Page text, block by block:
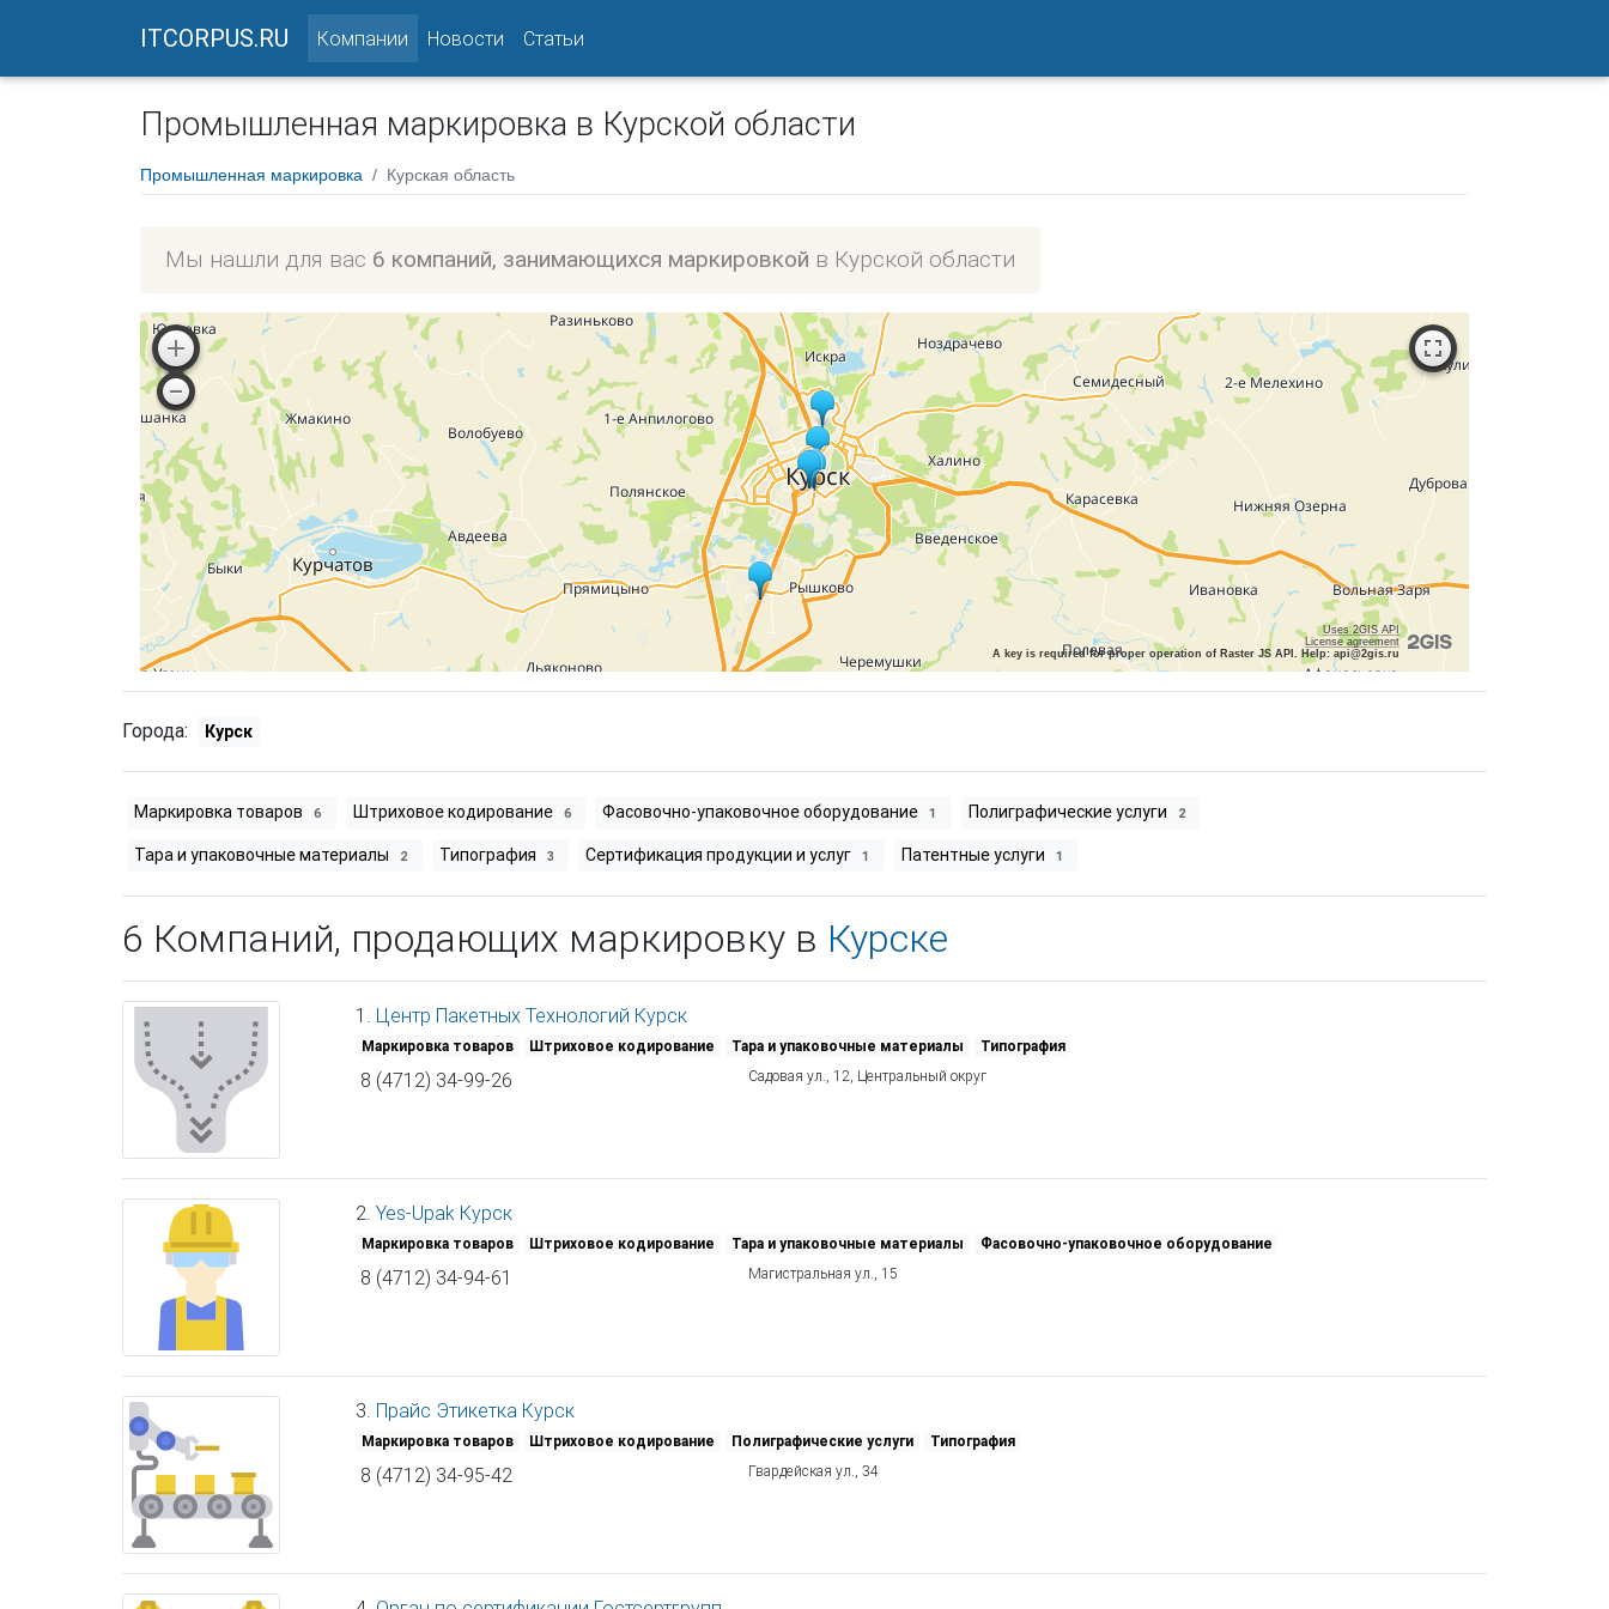
ITCORPUS.RU Компании (current)
Новости Статьи
Промышленная маркировка в Курской области
Промышленная маркировка Курская область
Мы нашли для вас 6 компаний, занимающихся маркировкой в Курской области
Uses 2GIS API
License agreement
A key is required for proper operation of Raster JS API. Help: api@2gis.ru
Города: Курск
Маркировка товаров 6 Штриховое кодирование 6 Фасовочно-упаковочное оборудование 1 Полиграфические услуги 2
Тара и упаковочные материалы 2 Типография 3 Сертификация продукции и услуг 1 Патентные услуги 1
6 Компаний, продающих маркировку в Курске
1. Центр Пакетных Технологий Курск
Маркировка товаров Штриховое кодирование Тара и упаковочные материалы Типография
8 (4712) 34-99-26 Садовая ул., 12, Центральный округ
2. Yes-Upak Курск
Маркировка товаров Штриховое кодирование Тара и упаковочные материалы Фасовочно-упаковочное оборудование
8 (4712) 34-94-61 Магистральная ул., 15
3. Прайс Этикетка Курск
Маркировка товаров Штриховое кодирование Полиграфические услуги Типография
8 (4712) 34-95-42 Гвардейская ул., 34